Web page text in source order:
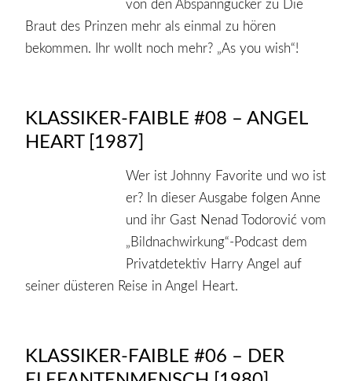
von den Abspanngucker zu Die
Braut des Prinzen mehr als einmal zu hören
bekommen. Ihr wollt noch mehr? „As you wish“!
KLASSIKER-FAIBLE #08 – ANGEL
HEART [1987]
Wer ist Johnny Favorite und wo ist
er? In dieser Ausgabe folgen Anne
und ihr Gast Nenad Todorović vom
„Bildnachwirkung“-Podcast dem
Privatdetektiv Harry Angel auf
seiner düsteren Reise in Angel Heart.
KLASSIKER-FAIBLE #06 – DER